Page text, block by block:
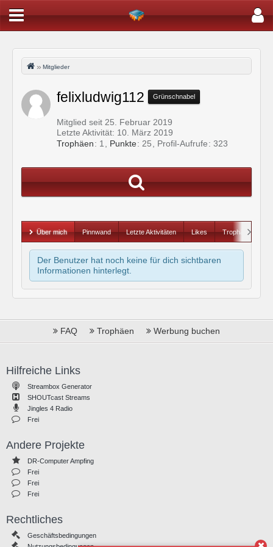
Mitglieder
felixludwig112 Grünschnabel
Mitglied seit 25. Februar 2019
Letzte Aktivität: 10. März 2019
Trophäen
1 Punkte 25 Profil-Aufrufe 323
Über mich Pinnwand Letzte Aktivitäten Likes Trophäen
Der Benutzer hat noch keine für dich sichtbaren
Informationen hinterlegt.
FAQ Trophäen Werbung buchen
Hilfreiche Links
Streambox Generator
SHOUTcast Streams
Jingles 4 Radio
Frei
Andere Projekte
DR-Computer Ampfing
Frei
Frei
Frei
Rechtliches
Geschäftsbedingungen